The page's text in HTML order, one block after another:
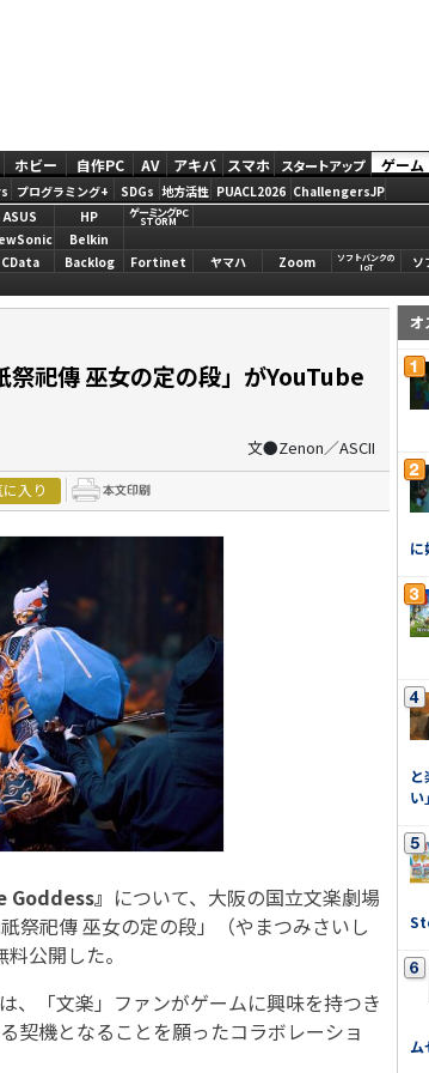
ホビー 自作PC AV アキバ スマホ スタートアップ ゲーム
プログラミング+ SDGs 地方活性 PUACL2026 ChallengersJP
ASUS HP ゲーミングPC
STORM
Belkin
CData Backlog Fortinet ヤマハ Zoom
ソフトバンクの
IoT
ソ
祭祀傳 巫女の定の段」がYouTube
文●Zenon／ASCII
入り
』 について、大阪の国立文楽劇場
祭祀傳 巫女の定の段」（やまつみさいし
公開した。
、「文楽」ファンがゲームに興味を持つき
契機となることを願ったコラボレーショ
オ
に
い」
ム